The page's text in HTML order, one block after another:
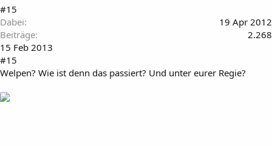
#15
Dabei
19 Apr 2012
Beiträge
2.268
15 Feb 2013
#15
Welpen? Wie ist denn das passiert? Und unter eurer Regie?